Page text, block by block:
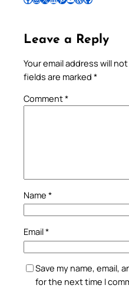
Leave a Reply
Your email address will
fields are marked *
Comment*
Name *
Email*
Save my name, email,
for the next time I